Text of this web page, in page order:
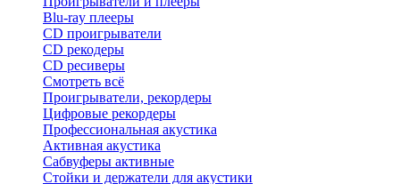
Blu-ray плееры
CD проигрыватели
CD рекодеры
CD ресиверы
Смотреть всё
Проигрыватели, рекордеры
Цифровые рекордеры
Профессиональная акустика
Активная акустика
Сабвуферы активные
Стойки и держатели для акустики